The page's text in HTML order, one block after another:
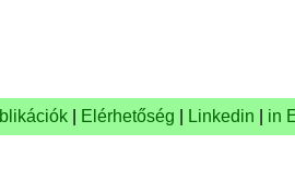
Elérhetőség Linkedin in